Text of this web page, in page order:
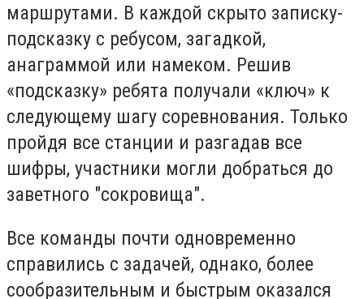
маршрутами. В каждой скрыто записку-
подсказку с ребусом, загадкой,
анаграммой или намеком. Решив
«подсказку» ребята получали «ключ» к
следующему шагу соревнования. Только
пройдя все станции и разгадав все
шифры, участники могли добраться до
заветного "сокровища".
Все команды почти одновременно
справились с задачей, однако, более
сообразительным и быстрым оказался